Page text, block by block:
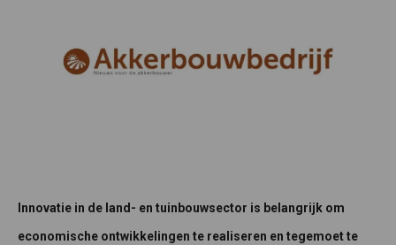
Innovatie in de land- en tuinbouwsector is belangrijk om
economische ontwikkelingen te realiseren en tegemoet te